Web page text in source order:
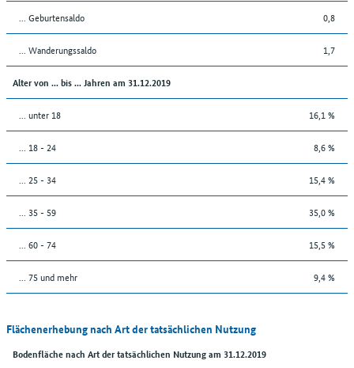
... Geburtensaldo 0,8
... Wanderungssaldo 1,7
Alter von ... bis ... Jahren am 31.12.2019
... unter 18 16,1 %
... 18 - 24 8,6 %
... 25 - 34 15,4 %
... 35 - 59 35,0 %
... 60 - 74 15,5 %
... 75 und mehr 9,4 %
Flächenerhebung nach Art der tatsächlichen Nutzung
Bodenfläche nach Art der tatsächlichen Nutzung am 31.12.2019